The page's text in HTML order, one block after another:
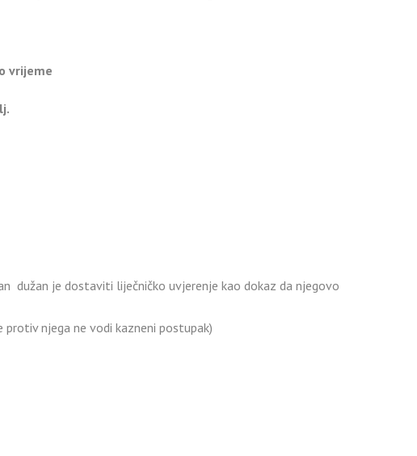
vrijeme
dužan je dostaviti liječničko uvjerenje kao dokaz da njegovo
njega ne vodi kazneni postupak)